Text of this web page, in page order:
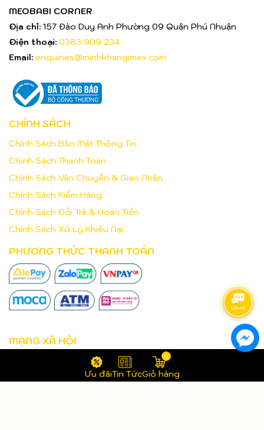
Ưu đãiTin TứcGiỏ hàng
0
MEOBABI CORNER
Địa chỉ: 157 Đào Duy Anh Phường 09 Quận Phú Nhuận
Điện thoại: 0383 909 234
Email: enquiries@minhkhangimex.com
CHÍNH SÁCH
Chính Sách Bảo Mật Thông Tin
Chính Sách Thanh Toán
Chính Sách Vận Chuyển & Giao Nhận
Chính Sách Kiểm Hàng
Chính Sách Đổi Trả & Hoàn Tiền
Chính Sách Xử Lý Khiếu Nại
PHƯƠNG THỨC THANH TOÁN
MẠNG XÃ HỘI